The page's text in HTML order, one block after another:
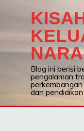
NARA
Blog ini berisi
pengalaman
dan pendidikan